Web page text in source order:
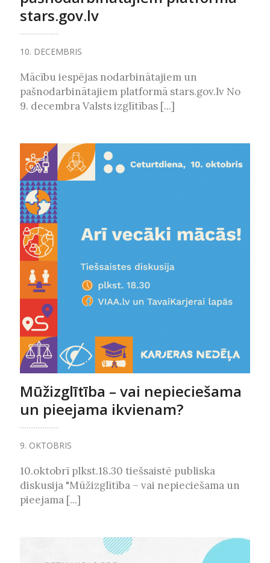
stars.gov.lv
10. DECEMBRIS
Mācību iespējas nodarbinātajiem un
pašnodarbinātajiem platformā stars.gov.lv No
9. decembra Valsts izglītības [...]
Mūžizglītība – vai nepieciešama
un pieejama ikvienam?
9. OKTOBRIS
10.oktobrī plkst.18.30 tiešsaistē publiska
diskusija "Mūžizglītība – vai nepieciešama un
pieejama [...]